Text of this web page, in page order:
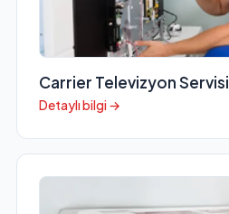
Carrier Televizyon Servisi
Detaylı bilgi →